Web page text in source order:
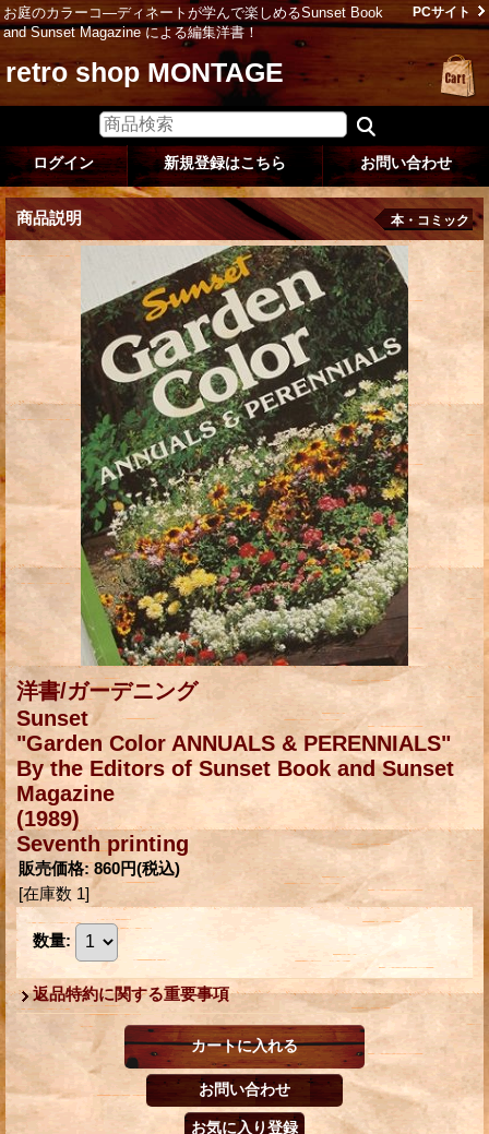
お庭のカラーコ―ディネートが学んで楽しめるSunset Book
and Sunset Magazine による編集洋書！
PCサイト
retro shop MONTAGE
ログイン 新規登録はこちら お問い合わせ
商品説明 本・コミック
洋書/ガーデニング
Sunset
"Garden Color ANNUALS & PERENNIALS"
By the Editors of Sunset Book and Sunset
Magazine
(1989)
Seventh printing
販売価格: 860円(税込)
[在庫数 1]
数量:
返品特約に関する重要事項